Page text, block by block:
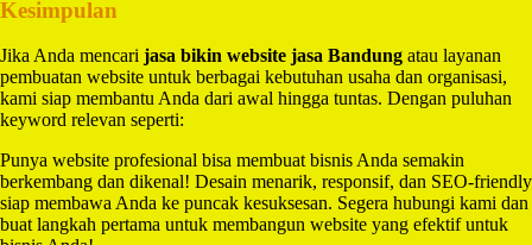
Kesimpulan
Jika Anda mencari jasa bikin website jasa Bandung atau layanan
pembuatan website untuk berbagai kebutuhan usaha dan organisasi,
kami siap membantu Anda dari awal hingga tuntas. Dengan puluhan
keyword relevan seperti:
Punya website profesional bisa membuat bisnis Anda semakin
berkembang dan dikenal! Desain menarik, responsif, dan SEO-friendly
siap membawa Anda ke puncak kesuksesan. Segera hubungi kami dan
buat langkah pertama untuk membangun website yang efektif untuk